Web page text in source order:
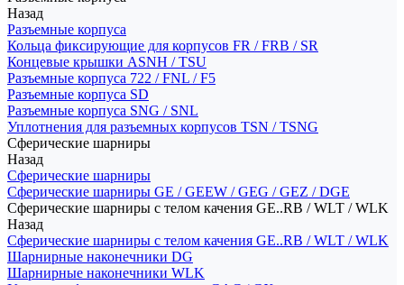
Назад
Разъемные корпуса
Кольца фиксирующие для корпусов FR / FRB / SR
Концевые крышки ASNH / TSU
Разъемные корпуса 722 / FNL / F5
Разъемные корпуса SD
Разъемные корпуса SNG / SNL
Уплотнения для разъемных корпусов TSN / TSNG
Сферические шарниры
Назад
Сферические шарниры
Сферические шарниры GE / GEEW / GEG / GEZ / DGE
Сферические шарниры с телом качения GE..RB / WLT / WLK
Назад
Сферические шарниры с телом качения GE..RB / WLT / WLK
Шарнирные наконечники DG
Шарнирные наконечники WLK